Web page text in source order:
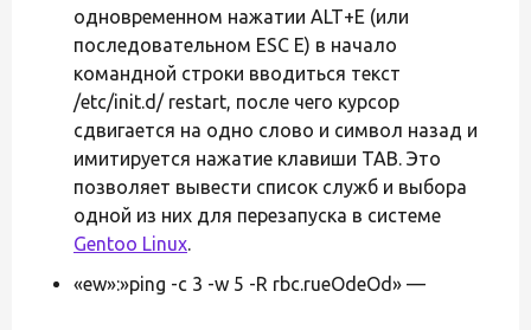
одновременном нажатии ALT+E (или
последовательном ESC E) в начало
командной строки вводиться текст
/etc/init.d/ restart, после чего курсор
сдвигается на одно слово и символ назад и
имитируется нажатие клавиши TAB. Это
позволяет вывести список служб и выбора
одной из них для перезапуска в системе
Gentoo Linux.
«ew»:»ping -c 3 -w 5 -R rbc.rueOdeOd» —